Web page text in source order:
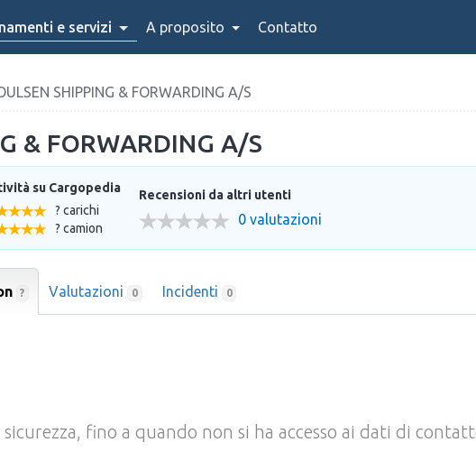
e servizi A proposito Contatto
SHIPPING & FORWARDING A/S
& FORWARDING A/S
su Cargopedia
? carichi
? camion
Recensioni da altri utenti
0 valutazioni
? Valutazioni 0 Incidenti 0
fino a quando non si ha accesso ai dati di